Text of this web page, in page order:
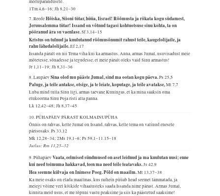
meeleparandusele.
1Tm 4,6–16; Jh 8,21–30
7. ReedeHõiska, Siioni tütar, hüüa, Iisrael! Rõõmusta ja rõkata kogu südamest,
Jeruusalemma tütar! Issand on võtnud tagasi kohtuotsuse sinu kohta, ta on
pööranud ära su vaenlase.Sf 3,14–15
Kristus on tulnud ja kuulutanud rõõmusõnumit rahust teile, kaugelolijaile, ja
rahu lähedalolijaile.Ef 2,17
Issanda päralt on nii Tema viha kui ka armastus. Anna, armas Jumal, usuvisadust meie
mõtetesse, sõnadesse ja tegudesse, et meie päralt oleks vaid Sinu armastus!
Jr 1,11–19; Jh 8,31–36
8. LaupäevSina oled mu pääste Jumal, sind ma ootan kogu päeva.Ps 25,5
Paluge, ja teile antakse, otsige, ja te leiate, koputage, ja teile avatakse,Mt 7,7
Luba mind tulla Sinu ligi, armas taevane Kuningas, et ka mina saaksin oma
elukoorma Sinu Poja risti alla panna.
Lk 12,42–48; Jh 8,37–45
10. PÜHAPÄEV PÄRAST KOLMAINUPÜHA
Õnnis on rahvas, kelle Jumal on Issand, rahvas, kelle tema on valinud enesele
pärisosaks.Ps 33,12
Mk 12,28–34; 2Ms 19,1–6; Ps 59,1–11.15–18
Jutlus: Rm 11,25–32
9. PühapäevVaata, eelmised sündmused on aset leidnud ja ma kuulutan uusi; enne
kui need toimuma hakkavad, teen ma need teile teatavaks.Js 42,9
Hea seemne külvaja on Inimese Poeg. Põld on maailm.Mt 13,37–38
Ka meie osaks on elada maailmas, kus raihein püüab head seemet lämmatada, ja
meiegi võime veel kõikide vihaalusteks saada Issanda nime pärast. Armas Jumal,
kinnita meid usus, et me lõpuni vastu peaksime ja siis ka päästetud saaksime!